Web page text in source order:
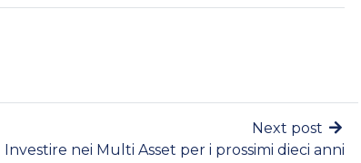
Next post
Investire nei Multi Asset per i prossimi dieci anni